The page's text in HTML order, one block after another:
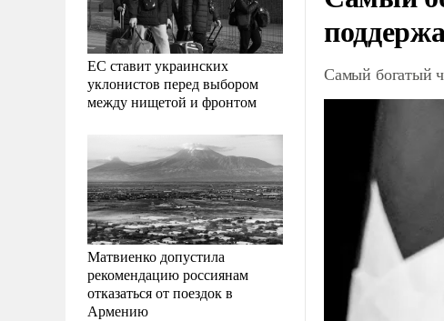
ЕС ставит украинских
уклонистов перед выбором
между нищетой и фронтом
Матвиенко допустила
рекомендацию россиянам
отказаться от поездок в
Армению
Самый богатый